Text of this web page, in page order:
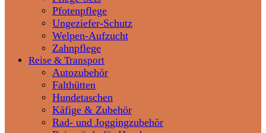
Pfotenpflege
Ungeziefer-Schutz
Welpen-Aufzucht
Zahnpflege
Reise & Transport
Autozubehör
Falthütten
Hundetaschen
Käfige & Zubehör
Rad- und Joggingzubehör